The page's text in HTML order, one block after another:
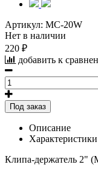
Артикул: MC-20W
Нет в наличии
220 ₽
добавить к
Под заказ
Описание
Характеристики
Клипа-держатель 2"